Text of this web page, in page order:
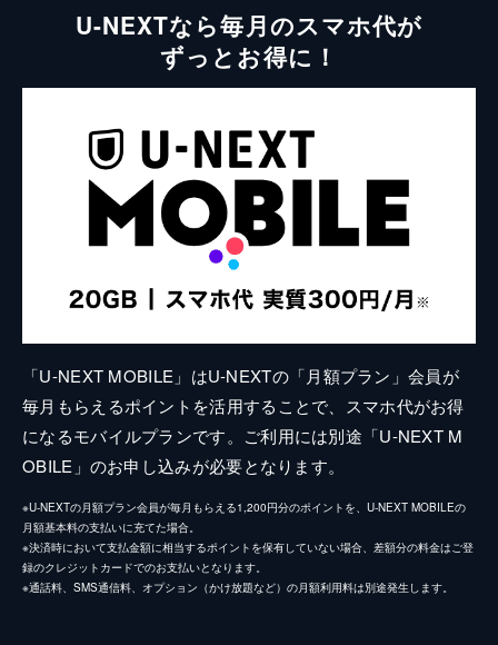
U-NEXTなら毎月のスマホ代が
ずっとお得に！
「U-NEXT MOBILE」はU-NEXTの「月額プラン」会員が
毎月もらえるポイントを活用することで、スマホ代がお得
になるモバイルプランです。ご利用には別途「U-NEXT M
OBILE」のお申し込みが必要となります。
※U-NEXTの月額プラン会員が毎月もらえる1,200円分のポイントを、U-NEXT MOBILEの
月額基本料の支払いに充てた場合。
※決済時において支払金額に相当するポイントを保有していない場合、差額分の料金はご登
録のクレジットカードでのお支払いとなります。
※通話料、SMS通信料、オプション（かけ放題など）の月額利用料は別途発生します。